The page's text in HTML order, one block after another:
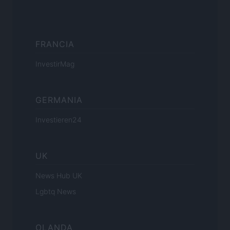
FRANCIA
InvestirMag
GERMANIA
Investieren24
UK
News Hub UK
Lgbtq News
OLANDA